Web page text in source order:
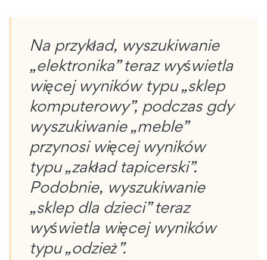
Na przykład, wyszukiwanie
„elektronika” teraz wyświetla
więcej wyników typu „sklep
komputerowy”, podczas gdy
wyszukiwanie „meble”
przynosi więcej wyników
typu „zakład tapicerski”.
Podobnie, wyszukiwanie
„sklep dla dzieci” teraz
wyświetla więcej wyników
typu „odzież”.